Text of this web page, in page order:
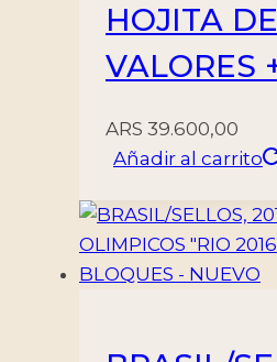
HOJITA
VALORES
ARS 39.600,00
Añadir al carrito